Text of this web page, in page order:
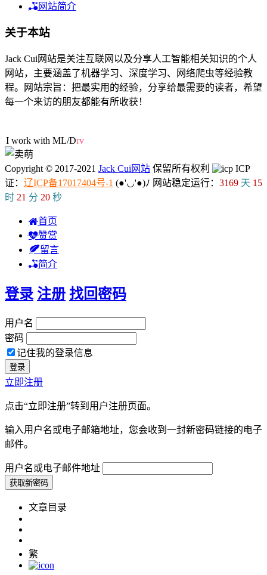
网站简介
关于本站
Jack Cui网站是关注互联网以及分享人工智能相关知识的个人
网站，主要涵盖了机器学习、深度学习、网络爬虫等经验教
程。网站宗旨：把最实用的经验，分享给最需要的读者，希望
每一个来访的朋友都能有所收获！
I work with ML/DL.
Copyright © 2017-2021 Jack Cui网站 保留所有权利
ICP
证： 辽ICP备17017404号-1 (●'◡'●)ﾉ 网站稳定运行： 3169 天 15
时 21 分 21 秒
首页
赞赏
留言
简介
登录 注册 找回密码
用户名
密码
记住我的登录信息
立即注册
点击“立即注册”转到用户注册页面。
输入用户名或电子邮箱地址，您会收到一封新密码链接的电子
邮件。
用户名或电子邮件地址
文章目录
繁